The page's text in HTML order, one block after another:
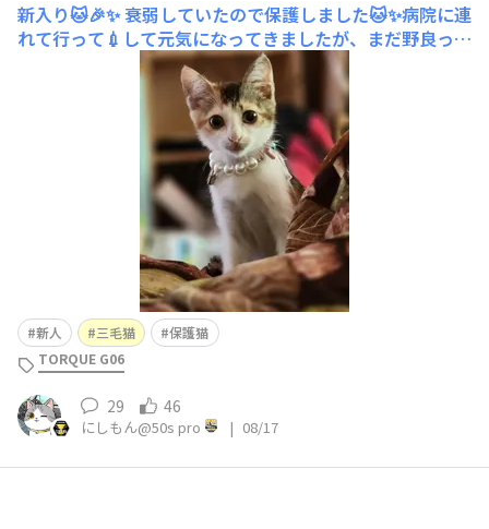
新入り🐱🎉✨ 衰弱していたので保護しました🐱✨病院に連
れて行って💉して元気になってきましたが、まだ野良っ気
が抜けてません‼️🐱💪 私にはシャー💥‼️🐱💢 と、言ってま
すが現在進行形で部屋猫化計画を娘が立ててます😅💧 名
前は「ミケッコ」になってました🥲🍺
新人 三毛猫
保護猫
TORQUE G06
29 46
にしもん@50s pro | 08/17